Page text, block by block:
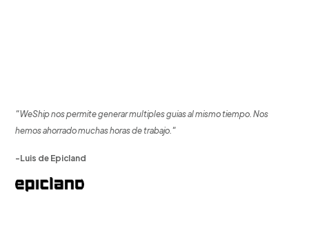
"WeShip nos permite generar multiples guias al mismo tiempo. Nos
hemos ahorrado muchas horas de trabajo."
-Luis de Epicland